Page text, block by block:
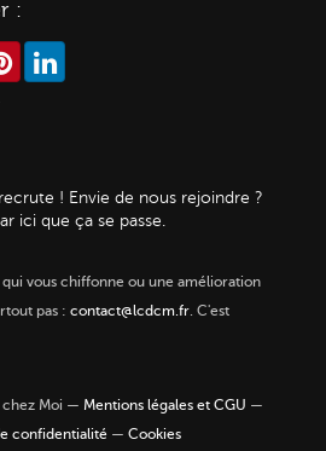
:
recrute ! Envie de nous rejoindre ?
ici que ça se passe.
qui vous chiffonne ou une amélioration
pas : contact@lcdcm.fr. C'est
Moi — Mentions légales et CGU —
confidentialité — Cookies